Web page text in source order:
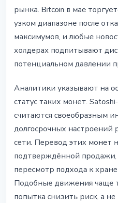
рынка. Bitcoin в мае
узком диапазоне после
максимумов, и любые
холдерах подпитывают
потенциальном давлении
Аналитики указывают на
статус таких монет.
считаются своеобразным
долгосрочных настроений
сети. Перевод этих монет
подтверждённой продажи,
пересмотр подхода к
Подобные движения чаще
попытка снизить риск, а